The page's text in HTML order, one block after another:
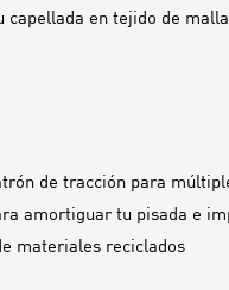
en tejido de
de tracción para
amortiguar tu pisada e
materiales reciclados